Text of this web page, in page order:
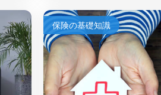
保険の基礎知識